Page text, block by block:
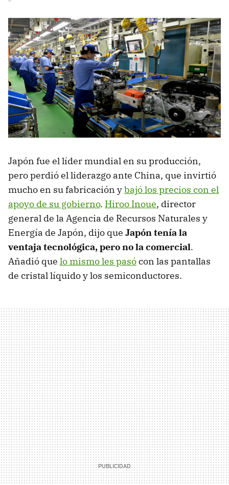
Japón fue el líder mundial en su producción,
pero perdió el liderazgo ante China, que invirtió
mucho en su fabricación ybajó los precios con el
apoyo de su gobierno. Hiroo Inoue, director
general de la Agencia de Recursos Naturales y
Energía de Japón, dijo que Japón tenía la
ventaja tecnológica, pero no la comercial.
Añadió que lo mismo les pasócon las pantallas
de cristal líquido y los semiconductores.